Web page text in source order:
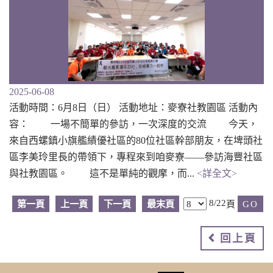
2025-06-08
活動時間：6月8日（日） 活動地址：麥寮社教園區 活動內
容： 一場不簡單的參訪，一次深度的交流 今天，
來自西螺鎮小旗艦績優社區的80位社區幹部朋友，在埤頭社
區李美玲里長的帶領下，專程來到咱麥寮——參訪海豐社區
與社教園區。 這不是單純的觀摩，而... <詳全文>
第一頁 上一頁 下一頁 最末頁 8/22頁
回上頁